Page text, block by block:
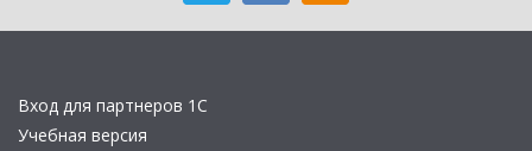
Вход для партнеров 1С
Учебная версия